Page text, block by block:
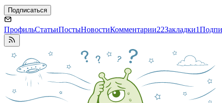
Подписаться
ПрофильСтатьиПостыНовостиКомментарии22Закладки1